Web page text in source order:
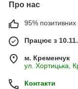
Про нас
95% позитивних
Працює з
м. Кременчук
ул. Хортицька,
Контакти